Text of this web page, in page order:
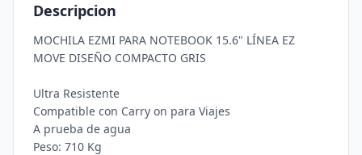
Descripcion
MOCHILA EZMI PARA NOTEBOOK 15.6" LÍNEA EZ
MOVE DISEÑO COMPACTO GRIS
Ultra Resistente
Compatible con Carry on para Viajes
A prueba de agua
Peso: 710 Kg